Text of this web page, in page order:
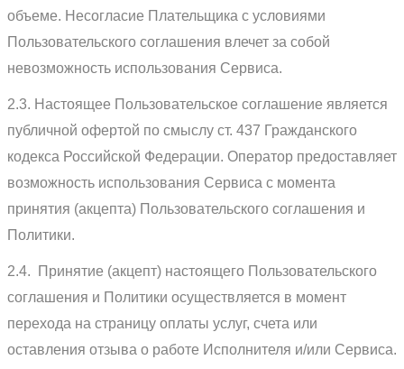
объеме. Несогласие Плательщика с условиями
Пользовательского соглашения влечет за собой
невозможность использования Сервиса.
2.3. Настоящее Пользовательское соглашение является
публичной офертой по смыслу ст. 437 Гражданского
кодекса Российской Федерации. Оператор предоставляет
возможность использования Сервиса с момента
принятия (акцепта) Пользовательского соглашения и
Политики.
2.4. Принятие (акцепт) настоящего Пользовательского
соглашения и Политики осуществляется в момент
перехода на страницу оплаты услуг, счета или
оставления отзыва о работе Исполнителя и/или Сервиса.